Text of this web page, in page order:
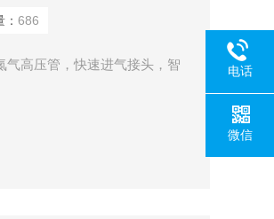
：686
气高压管，快速进气接头，智
电话
微信